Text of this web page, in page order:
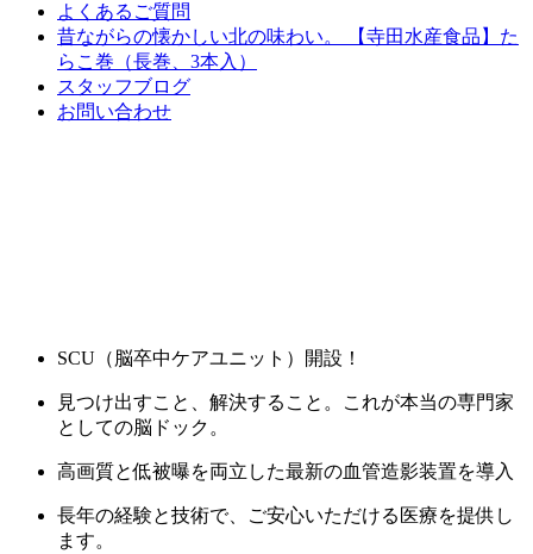
よくあるご質問
昔ながらの懐かしい北の味わい。 【寺田水産食品】た
らこ巻（長巻、3本入）
スタッフブログ
お問い合わせ
SCU（脳卒中ケアユニット）開設！
見つけ出すこと、解決すること。これが本当の専門家
としての脳ドック。
高画質と低被曝を両立した最新の血管造影装置を導入
長年の経験と技術で、ご安心いただける医療を提供し
ます。